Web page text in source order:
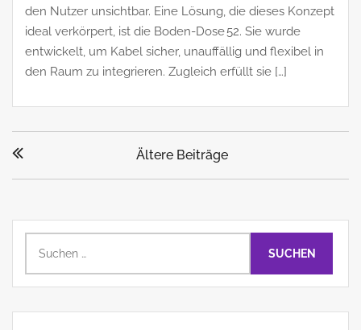
den Nutzer unsichtbar. Eine Lösung, die dieses Konzept
ideal verkörpert, ist die Boden-Dose 52. Sie wurde
entwickelt, um Kabel sicher, unauffällig und flexibel in
den Raum zu integrieren. Zugleich erfüllt sie […]
Beitragsnavigation
Ältere Beiträge
nach: